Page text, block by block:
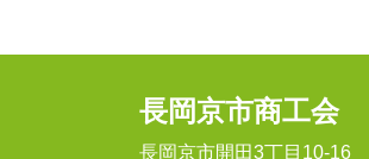
長岡京市商工会
長岡京市開田3丁目10-16